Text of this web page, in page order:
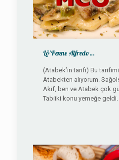
Lö’Penne Alfredo…
(Atabek’in tarifi) Bu
Atabekten alıyorum.
Akif, ben ve Atabek çok
Tabiiki konu yemeğe geldi.